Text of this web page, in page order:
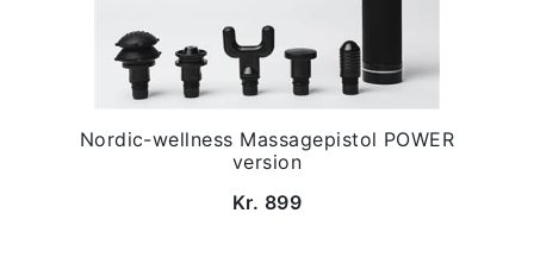
Nordic-wellness Massagepistol POWER
version
Kr. 899